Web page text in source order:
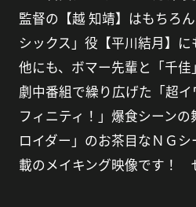
監督の【越 知靖】はもちろ
シックス」役【平川結月】に
他にも、ボマー先輩と「千
劇中番組で繰り広げた「超
フィニティ！」爆食シーン
ロイダー」のお茶目なＮＧ
載のメイキング映像です！